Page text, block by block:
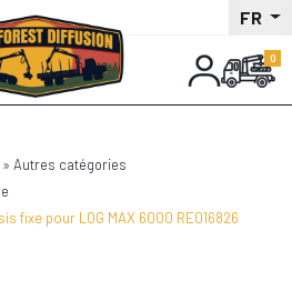
FR
Autres catégories
fixe pour LOG MAX 6000 RE016826